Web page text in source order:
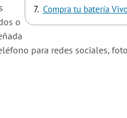
Compra tu batería
o
para redes sociales,